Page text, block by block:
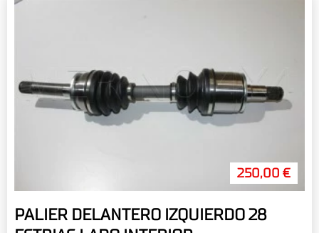
250,00 €
PALIER DELANTERO IZQUIERDO 28